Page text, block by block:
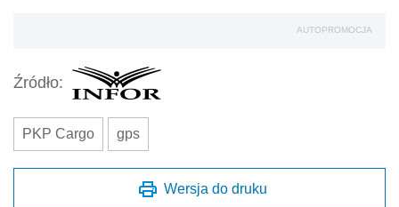
AUTOPROMOCJA
Źródło:
PKP Cargo gps
Wersja do druku